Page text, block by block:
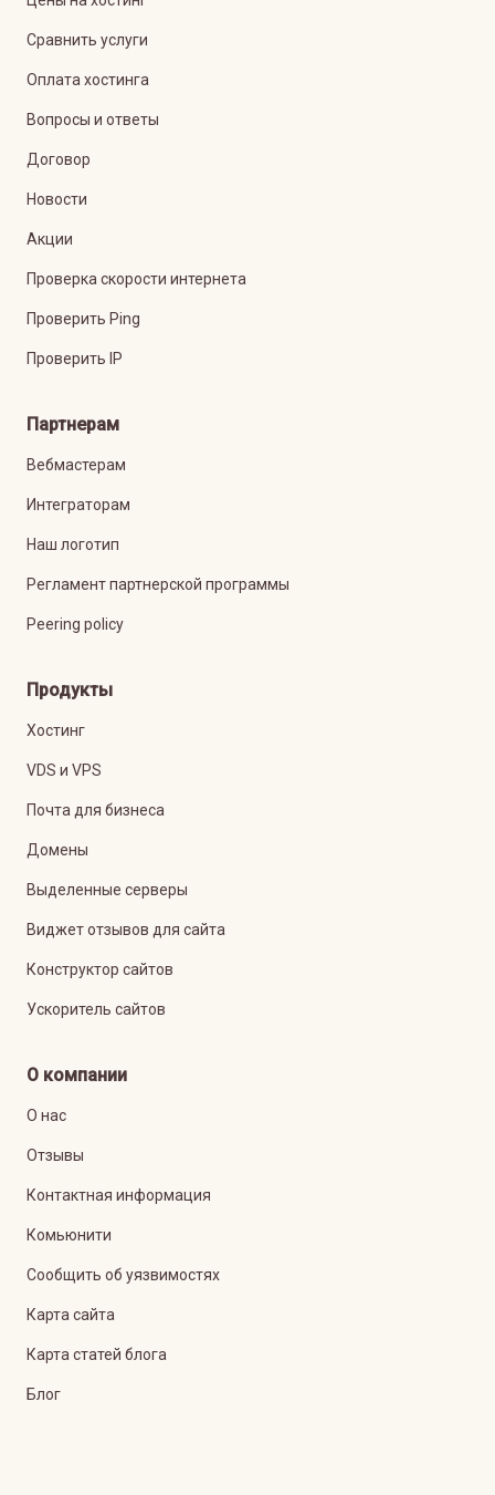
Сравнить услуги
Оплата хостинга
Вопросы и ответы
Договор
Новости
Акции
Проверка скорости интернета
Проверить Ping
Проверить IP
Партнерам
Вебмастерам
Интеграторам
Наш логотип
Регламент партнерской программы
Peering policy
Продукты
Хостинг
VDS и VPS
Почта для бизнеса
Домены
Выделенные серверы
Виджет отзывов для сайта
Конструктор сайтов
Ускоритель сайтов
О компании
О нас
Отзывы
Контактная информация
Комьюнити
Сообщить об уязвимостях
Карта сайта
Карта статей блога
Блог